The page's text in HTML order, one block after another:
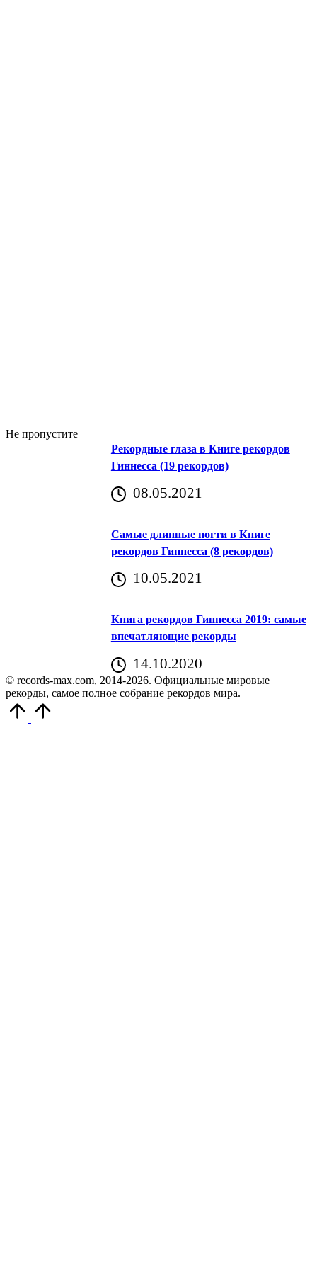
Не пропустите
Рекордные глаза в Книге рекордов
Гиннесса (19 рекордов)
08.05.2021
Самые длинные ногти в Книге
рекордов Гиннесса (8 рекордов)
10.05.2021
Книга рекордов Гиннесса 2019: самые
впечатляющие рекорды
14.10.2020
© records-max.com, 2014-2026. Официальные мировые
рекорды, самое полное собрание рекордов мира.